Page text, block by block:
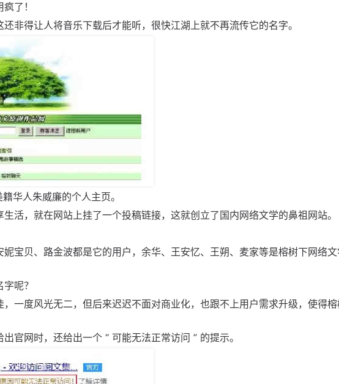
了！
非得让人将音乐下载后才能听，很快江湖上就不再流传它的名字。
华人朱威廉的个人主页。
活，就在网站上挂了一个投稿链接，这就创立了国内网络文学的鼻祖网站。
宝贝、路金波都是它的用户，余华、王安忆、王朔、麦家等是榕树下网络
呢？
一度风光无二，但后来迟迟不面对商业化，也跟不上用户需求升级，使得
官网时，还给出一个 “ 可能无法正常访问 ” 的提示。